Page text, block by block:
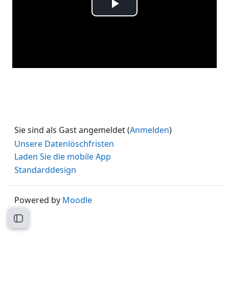
Kursindex öffnen
Video
Sie sind als Gast angemeldet (Anmelden)
Unsere Datenlöschfristen
Laden Sie die mobile App
Standarddesign
Powered by Moodle